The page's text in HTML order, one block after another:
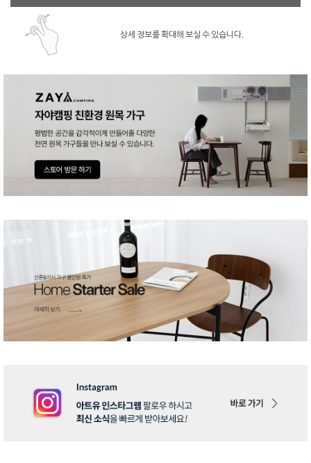
상세 정보를 확대해 보실 수 있습니다.